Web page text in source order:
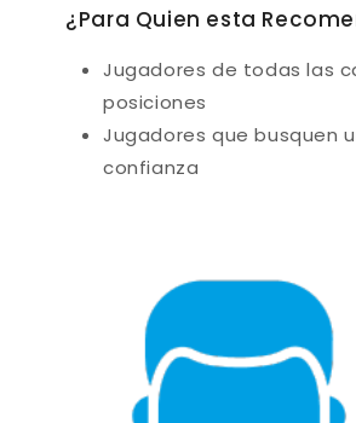
¿Para Quien esta
Jugadores de todas las
posiciones
Jugadores que busquen
confianza